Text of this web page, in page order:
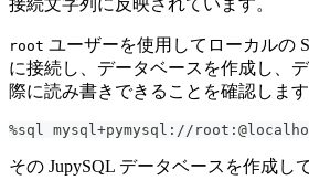
接続文字列に反映されています。
root ユーザーを使用してローカルの
に接続し、データベースを作成し、
際に読み書きできることを確認します
%sql mysql+pymysql : // root :
その JupySQL データベースを作成し